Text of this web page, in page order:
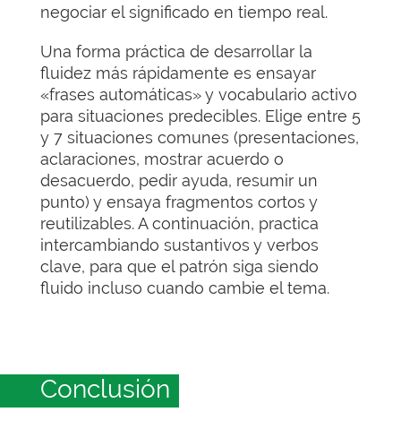
negociar el significado en tiempo real.
Una forma práctica de desarrollar la
fluidez más rápidamente es ensayar
«frases automáticas» y vocabulario activo
para situaciones predecibles. Elige entre 5
y 7 situaciones comunes (presentaciones,
aclaraciones, mostrar acuerdo o
desacuerdo, pedir ayuda, resumir un
punto) y ensaya fragmentos cortos y
reutilizables. A continuación, practica
intercambiando sustantivos y verbos
clave, para que el patrón siga siendo
fluido incluso cuando cambie el tema.
Conclusión